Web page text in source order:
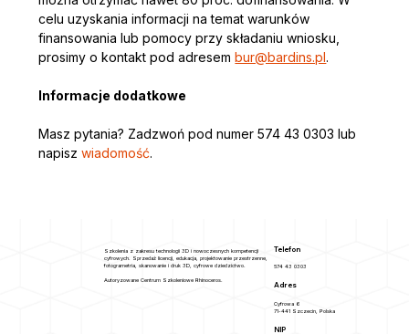
celu uzyskania informacji na temat warunków
finansowania lub pomocy przy składaniu wniosku,
prosimy o kontakt pod adresem bur@bardins.pl.
Informacje dodatkowe
Masz pytania? Zadzwoń pod numer 574 43 0303 lub
napisz wiadomość.
Szkolenia z zakresu technologii 3D i nowoczesnych kompetencji
cyfrowych. Sprzedaż licencji, edukacja, projektowanie przestrzenne,
fotogrametria, skanowanie i druk 3D, cyfrowe dziedzictwo.
Autoryzowane Centrum Szkoleniowe Rhinoceros.
Telefon
574 43 0303
Adres
Cyfrowa 6
71-441 Szczecin, Polska
NIP